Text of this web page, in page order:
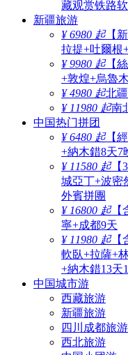
藏观赏铁路
新疆旅游
¥ 6980 起【
拉提+吐爾根
¥ 9980 起【
+敦煌+烏魯
¥ 4980 起北
¥ 11980 起南
中国热门拼团
¥ 6480 起【
+納木錯8天7
¥ 11580 起【
城亞丁+波密
外賓拼團
¥ 16800 起【
寧+成都9天
¥ 11980 起【
軟臥+拉薩+
+納木錯13天
中国城市游
西藏旅游
新疆旅游
四川成都旅游
西北旅游